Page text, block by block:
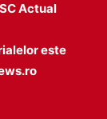
Actual
este